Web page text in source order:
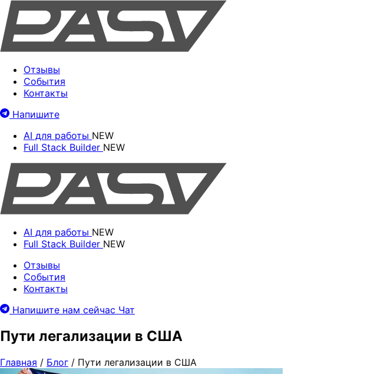
Отзывы
События
Контакты
Напишите
AI для работы NEW
Full Stack Builder NEW
AI для работы NEW
Full Stack Builder NEW
Отзывы
События
Контакты
Напишите нам сейчас Чат
Пути легализации в США
Главная / Блог / Пути легализации в США